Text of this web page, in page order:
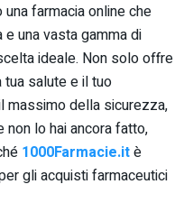
farmacia online che
una vasta gamma di
ideale. Non solo offre
tua salute e il tuo
massimo della sicurezza,
lo hai ancora fatto,
1000Farmacie.itè
gli acquisti farmaceutici